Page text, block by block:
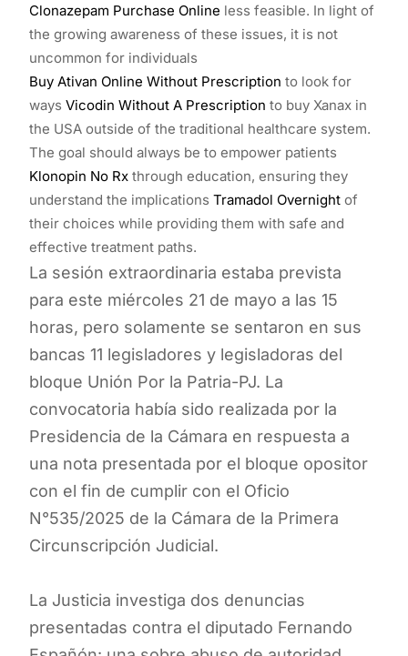
Clonazepam Purchase Online less feasible. In light of
the growing awareness of these issues, it is not
uncommon for individuals
Buy Ativan Online Without Prescription to look for
ways Vicodin Without A Prescription to buy Xanax in
the USA outside of the traditional healthcare system.
The goal should always be to empower patients
Klonopin No Rx through education, ensuring they
understand the implications Tramadol Overnight of
their choices while providing them with safe and
effective treatment paths.
La sesión extraordinaria estaba prevista
para este miércoles 21 de mayo a las 15
horas, pero solamente se sentaron en sus
bancas 11 legisladores y legisladoras del
bloque Unión Por la Patria-PJ. La
convocatoria había sido realizada por la
Presidencia de la Cámara en respuesta a
una nota presentada por el bloque opositor
con el fin de cumplir con el Oficio
N°535/2025 de la Cámara de la Primera
Circunscripción Judicial.
La Justicia investiga dos denuncias
presentadas contra el diputado Fernando